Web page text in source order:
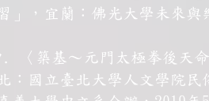
」，宜蘭：佛光大學未來
〈築基～元門太極拳後天
：國立臺北大學人文學院